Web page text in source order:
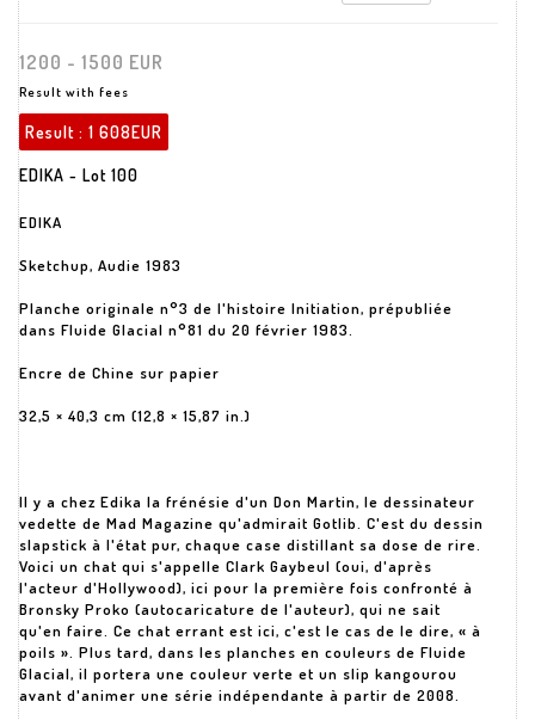
1200 - 1500 EUR
Result with fees
Result : 1 608EUR
EDIKA - Lot 100
EDIKA
Sketchup, Audie 1983
Planche originale n°3 de l'histoire Initiation, prépubliée
dans Fluide Glacial n°81 du 20 février 1983.
Encre de Chine sur papier
32,5 × 40,3 cm (12,8 × 15,87 in.)
Il y a chez Edika la frénésie d'un Don Martin, le dessinateur
vedette de Mad Magazine qu'admirait Gotlib. C'est du dessin
slapstick à l'état pur, chaque case distillant sa dose de rire.
Voici un chat qui s'appelle Clark Gaybeul (oui, d'après
l'acteur d'Hollywood), ici pour la première fois confronté à
Bronsky Proko (autocaricature de l'auteur), qui ne sait
qu'en faire. Ce chat errant est ici, c'est le cas de le dire, « à
poils ». Plus tard, dans les planches en couleurs de Fluide
Glacial, il portera une couleur verte et un slip kangourou
avant d'animer une série indépendante à partir de 2008.